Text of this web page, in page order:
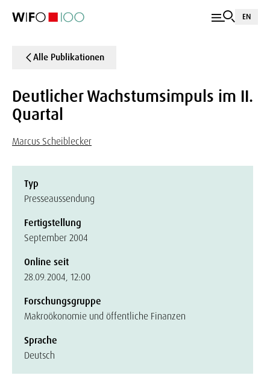
EN
Alle Publikationen
Deutlicher Wachstumsimpuls im II.
Quartal
Marcus Scheiblecker
Typ
Presseaussendung
Fertigstellung
September 2004
Online seit
28.09.2004, 12:00
Forschungsgruppe
Makroökonomie und öffentliche Finanzen
Sprache
Deutsch